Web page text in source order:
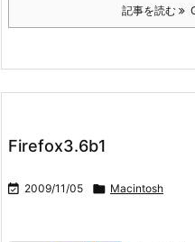
記事を読む
Firefox3.6b1
 2009/11/05  Macintosh